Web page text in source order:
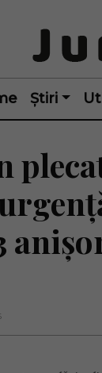
Știri